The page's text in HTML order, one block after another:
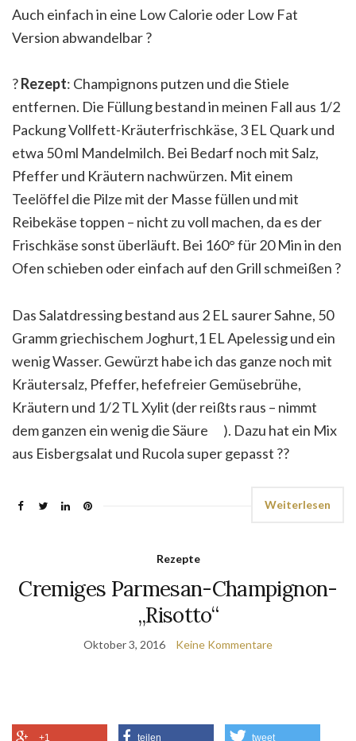
Auch einfach in eine Low Calorie oder Low Fat
Version abwandelbar?
?Rezept: Champignons putzen und die Stiele
entfernen. Die Füllung bestand in meinen Fall aus 1/2
Packung Vollfett-Kräuterfrischkäse, 3 EL Quark und
etwa 50 ml Mandelmilch. Bei Bedarf noch mit Salz,
Pfeffer und Kräutern nachwürzen. Mit einem
Teelöffel die Pilze mit der Masse füllen und mit
Reibekäse toppen – nicht zu voll machen, da es der
Frischkäse sonst überläuft. Bei 160° für 20 Min in den
Ofen schieben oder einfach auf den Grill schmeißen ?
Das Salatdressing bestand aus 2 EL saurer Sahne, 50
Gramm griechischem Joghurt,1 EL Apelessig und ein
wenig Wasser. Gewürzt habe ich das ganze noch mit
Kräutersalz, Pfeffer, hefefreier Gemüsebrühe,
Kräutern und 1/2 TL Xylit (der reißts raus – nimmt
dem ganzen ein wenig die Säure
). Dazu hat ein Mix
aus Eisbergsalat und Rucola super gepasst ??
Weiterlesen
Rezepte
Cremiges Parmesan-Champignon-
„Risotto“
Oktober 3, 2016 Keine Kommentare
+1 teilen tweet